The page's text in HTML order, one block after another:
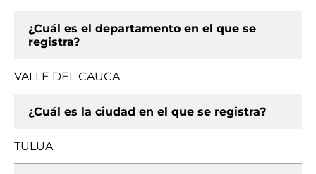
¿Cuál es el departamento en el que se
registra?
VALLE DEL CAUCA
¿Cuál es la ciudad en el que se registra?
TULUA